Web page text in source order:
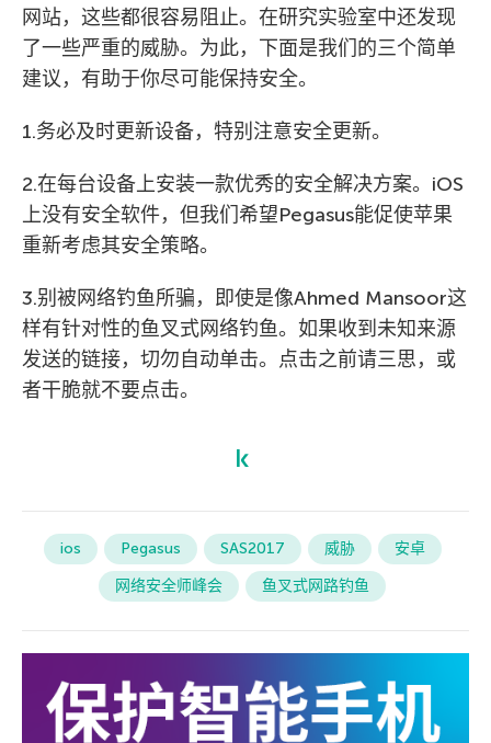
网站，这些都很容易阻止。在研究实验室中还发现
了一些严重的威胁。为此，下面是我们的三个简单
建议，有助于你尽可能保持安全。
1.务必及时更新设备，特别注意安全更新。
2.在每台设备上安装一款优秀的安全解决方案。iOS
上没有安全软件，但我们希望Pegasus能促使苹果
重新考虑其安全策略。
3.别被网络钓鱼所骗，即使是像Ahmed Mansoor这
样有针对性的鱼叉式网络钓鱼。如果收到未知来源
发送的链接，切勿自动单击。点击之前请三思，或
者干脆就不要点击。
ios Pegasus SAS2017 威胁
安卓
网络安全师峰会
鱼叉式网路钓鱼